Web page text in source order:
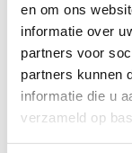
en om ons
informatie over
partners voor
partners kunnen
informatie die u
verzameld op